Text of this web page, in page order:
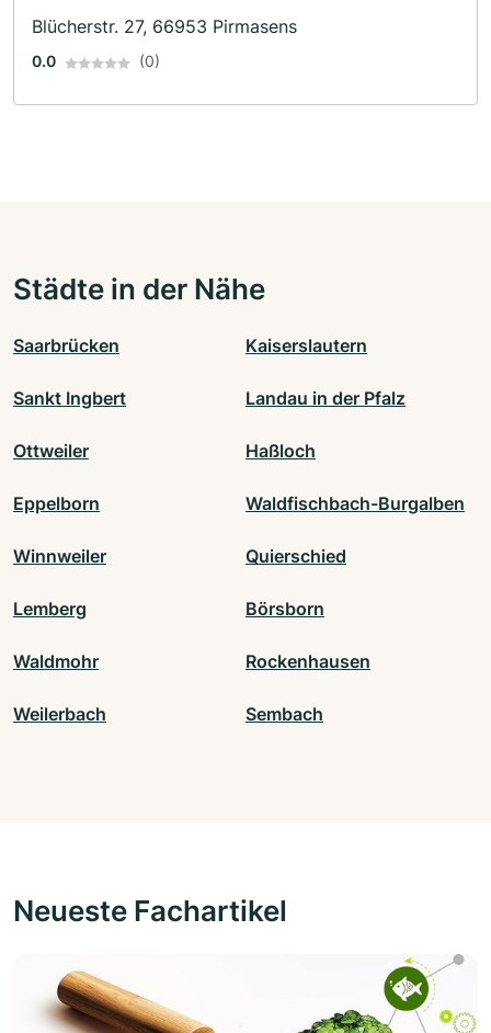
Blücherstr. 27, 66953 Pirmasens
0.0 (0)
Städte in der Nähe
Saarbrücken Kaiserslautern
Sankt Ingbert Landau in der Pfalz
Ottweiler Haßloch
Eppelborn Waldfischbach-Burgalben
Winnweiler Quierschied
Lemberg Börsborn
Waldmohr Rockenhausen
Weilerbach Sembach
Neueste Fachartikel